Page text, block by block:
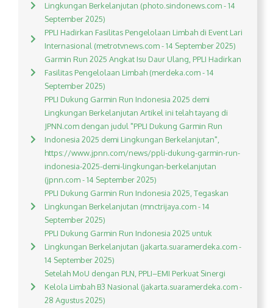
Lingkungan Berkelanjutan (photo.sindonews.com - 14
September 2025)
PPLI Hadirkan Fasilitas Pengelolaan Limbah di Event Lari
Internasional (metrotvnews.com - 14 September 2025)
Garmin Run 2025 Angkat Isu Daur Ulang, PPLI Hadirkan
Fasilitas Pengelolaan Limbah (merdeka.com - 14
September 2025)
PPLI Dukung Garmin Run Indonesia 2025 demi
Lingkungan Berkelanjutan Artikel ini telah tayang di
JPNN.com dengan judul "PPLI Dukung Garmin Run
Indonesia 2025 demi Lingkungan Berkelanjutan",
https://www.jpnn.com/news/ppli-dukung-garmin-run-
indonesia-2025-demi-lingkungan-berkelanjutan
(jpnn.com - 14 September 2025)
PPLI Dukung Garmin Run Indonesia 2025, Tegaskan
Lingkungan Berkelanjutan (mnctrijaya.com - 14
September 2025)
PPLI Dukung Garmin Run Indonesia 2025 untuk
Lingkungan Berkelanjutan (jakarta.suaramerdeka.com -
14 September 2025)
Setelah MoU dengan PLN, PPLI–EMI Perkuat Sinergi
Kelola Limbah B3 Nasional (jakarta.suaramerdeka.com -
28 Agustus 2025)